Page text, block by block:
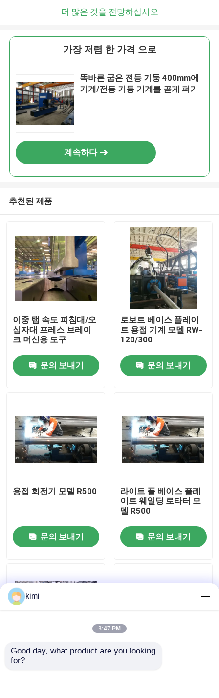
홈
제품
품질 관리
뉴스
견적 요청
더 많은 것을 전망하십시오
가장 저렴 한 가격 으로
똑바른 굽은 전등 기둥 400mm에
기계/전등 기둥 기계를 곧게 펴기
계속하다
추천된 제품
이중 탭 속도 피침대/오
십자대 프레스 브레이
크 머신용 도구
문의 보내기
로보트 베이스 플레이
트 용접 기계 모델 RW-
120/300
문의 보내기
용접 회전기 모델 R500
문의 보내기
라이트 폴 베이스 플레
이트 웨일딩 로타터 모
델 R500
문의 보내기
로보트 기본 판 용접 기
kimi
3:47 PM
Good day, what product are you looking
for?